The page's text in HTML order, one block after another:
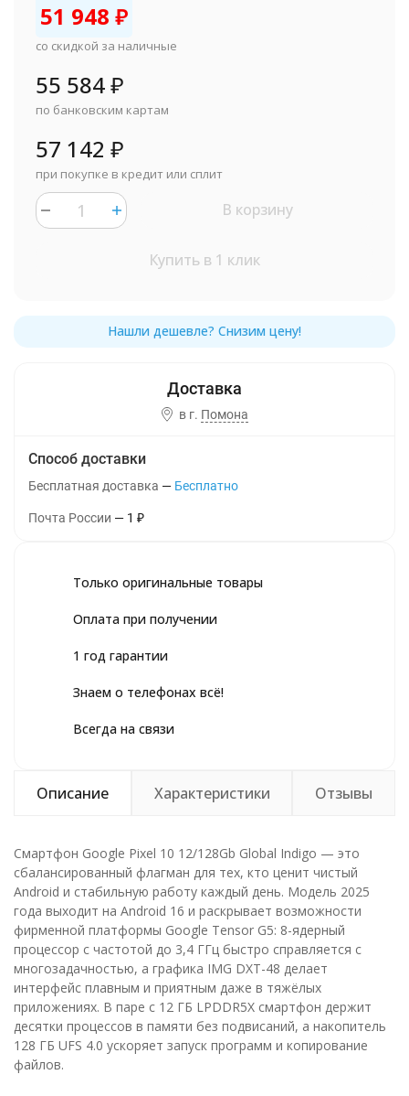
51 948 ₽
со скидкой за наличные
55 584₽
по банковским картам
57 142 ₽
при покупке в кредит или сплит
В корзину
Купить в 1 клик
в г. Помона
Способ доставки
Бесплатная доставка Бесплатно
Почта России 1 ₽
Только оригинальные товары
Оплата при получении
1 год гарантии
Знаем о телефонах всё!
Всегда на связи
Описание Характеристики Отзывы
Смартфон Google Pixel 10 12/128Gb Global Indigo — это
сбалансированный флагман для тех, кто ценит чистый
Android и стабильную работу каждый день. Модель 2025
года выходит на Android 16 и раскрывает возможности
фирменной платформы Google Tensor G5: 8-ядерный
процессор с частотой до 3,4 ГГц быстро справляется с
многозадачностью, а графика IMG DXT-48 делает
интерфейс плавным и приятным даже в тяжёлых
приложениях. В паре с 12 ГБ LPDDR5X смартфон держит
десятки процессов в памяти без подвисаний, а накопитель
128 ГБ UFS 4.0 ускоряет запуск программ и копирование
файлов.